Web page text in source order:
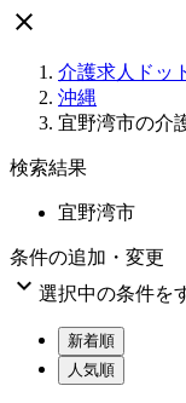

介護求人ドッ
沖縄
宜野湾市の介
検索結果
宜野湾市
条件の追加・変更
 選択中の条件を
新着順
人気順